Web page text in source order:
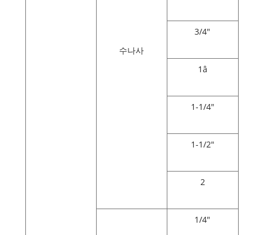
수나사
3/4"
1â
1-1/4"
1-1/2"
2
1/4"